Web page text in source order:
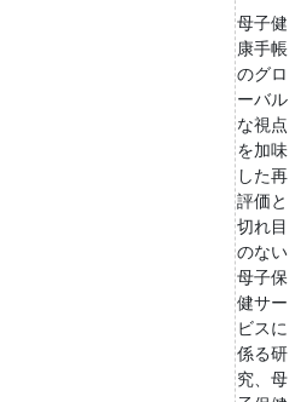
母子健
康手帳
のグロ
ーバル
な視点
を加味
した再
評価と
切れ目
のない
母子保
健サー
ビスに
係る研
究、母